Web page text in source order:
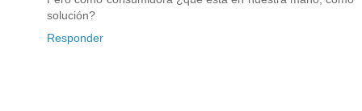
solución?
Responder